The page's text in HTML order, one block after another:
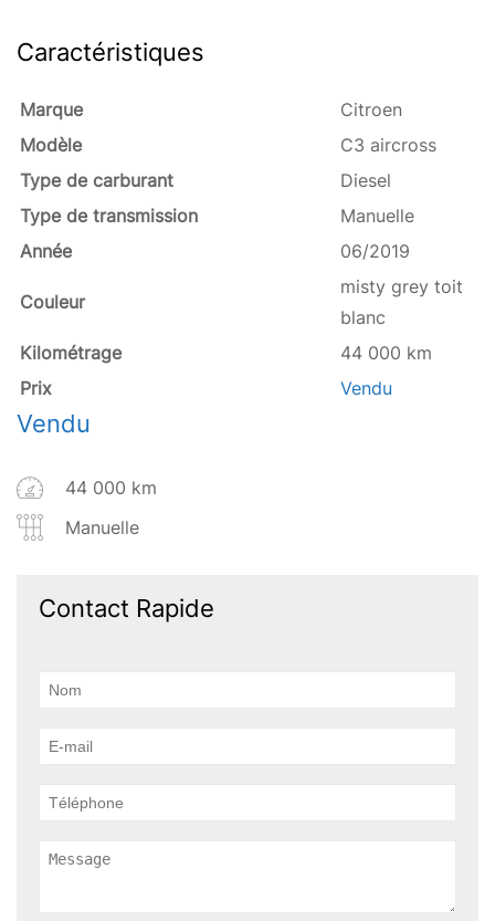
Caractéristiques
Marque
Citroen
Modèle
C3 aircross
Type de carburant
Diesel
Type de transmission
Manuelle
Année
06/2019
Couleur
misty grey toit
blanc
Kilométrage
44 000 km
Prix
Vendu
Vendu
44 000 km
Manuelle
Contact Rapide